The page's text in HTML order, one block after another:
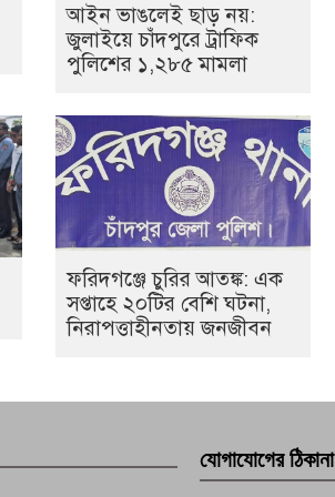
আইন ভাঙলেই ছাড় নয়:
জুলাইয়ে চাঁদপুরে ট্রাফিক
পুলিশের ১,২৮৫ মামলা
ফরিদগঞ্জে চুরির আতঙ্ক: এক
সপ্তাহে ২০টির বেশি ঘটনা,
নিরাপত্তাহীনতায় জনজীবন
যোগাযোগের ঠিকানা